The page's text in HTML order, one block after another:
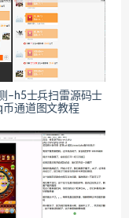
–h5士兵扫雷源码士
币通道图文教程